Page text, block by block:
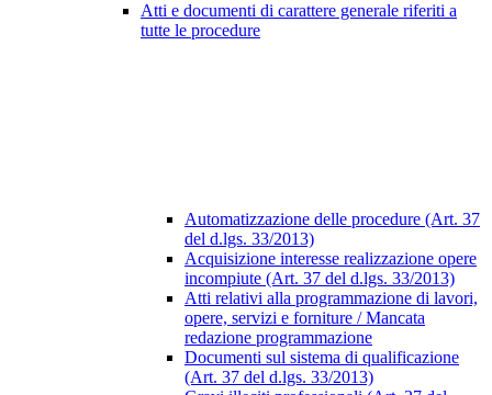
Atti e documenti di carattere generale riferiti a
tutte le procedure
Automatizzazione delle procedure (Art. 37
del d.lgs. 33/2013)
Acquisizione interesse realizzazione opere
incompiute (Art. 37 del d.lgs. 33/2013)
Atti relativi alla programmazione di lavori,
opere, servizi e forniture / Mancata
redazione programmazione
Documenti sul sistema di qualificazione
(Art. 37 del d.lgs. 33/2013)